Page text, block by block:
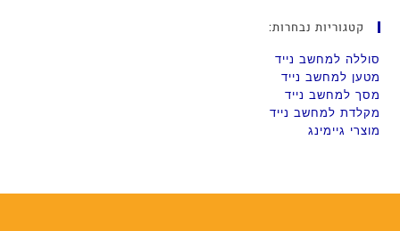
קטגוריות נבחרות:
סוללה למחשב נייד
מטען למחשב נייד
מסך למחשב נייד
מקלדת למחשב נייד
מוצרי גיימינג